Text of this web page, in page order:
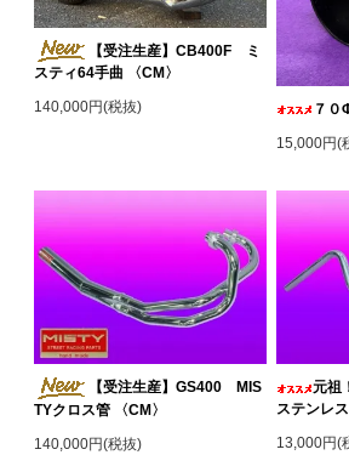
【受注生産】CB400F ミ
スティ64手曲 〈CM〉
140,000円(税抜)
７
15,000円(
【受注生産】GS400 MIS
TYクロス管 〈CM〉
140,000円(税抜)
元祖
ステンレ
13,000円(